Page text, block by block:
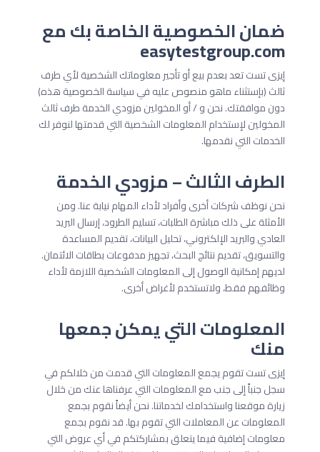
ضمان الخصوصية الخاصة بك مع
easytestgroup.com
إيزى تست تعد بعدم بيع أو تأجير معلوماتك الشخصية لأي طرف
ثالث (بإستثناء ماهو منصوص عليه في سياسة الخصوصية هذه)
دون موافقتك. نحن و / أو المخولين مزودي الخدمة طرف ثالث
المخولين لإستخدام المعلومات الشخصية التي قدمتها لنوفر لك
الخدمات التي نقدمها.
الطرف الثالث – مزودي الخدمة
نحن نوظف شركات أخرى وأفراد لأداء المهام نيابة عنا. ومن
الأمثلة على ذلك مباشرة الطلبات، تسليم الطرود، إرسال البريد
العادي والبريد الإلكتروني، تحليل البيانات، تقديم المساعدة
والتسويق، تقديم نتائج البحث، تجهيز مدفوعات بطاقات الائتمان.
لديهم إمكانية الوصول إلى المعلومات الشخصية اللازمة لأداء
وظائفهم فقط، ولاتستخدم لأغراض أخرى.
المعلومات التي يمكن جمعها
منك
إيزى تست تقوم يجمع المعلومات التي قدمت من خلالكم في
سجل جنباً إلى جنب مع المعلومات التي عرفناها عنك من خلال
زيارة موقعنا واستخدامك لخدماتنا. نحن أيضاً نقوم بجمع
المعلومات عن المعاملات التي تقوم بها. قد نقوم بجمع
معلومات إضافية فيما يتعلق بمشاركتكم في أي عروض التي